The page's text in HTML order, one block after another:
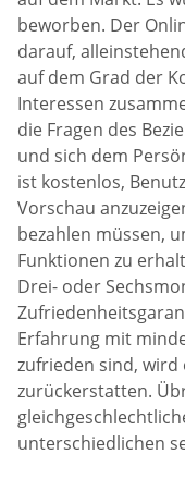
beworben. Der
darauf,
auf dem Grad der
Interessen
die Fragen des
und sich dem
ist kostenlos,
Vorschau
bezahlen müssen,
Funktionen zu
Drei- oder
Erfahrung mit
zufrieden sind, wird
zurückerstatten.
unterschiedlichen